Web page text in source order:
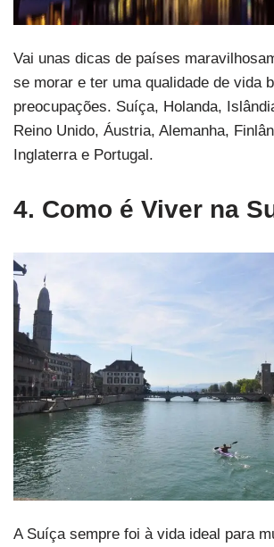
Vai unas dicas de países
se morar e ter uma qualidade de vida
preocupações. Suíça, Holanda,
Reino Unido, Áustria, Alemanha,
Inglaterra e Portugal.
4. Como é Viver na
A Suíça sempre foi à vida ideal para